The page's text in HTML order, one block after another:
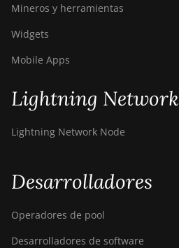
Mineros y herramientas
Widgets
Mobile Apps
Lightning Network
Lightning Network Node
Desarrolladores
Operadores de pool
Desarrolladores de software